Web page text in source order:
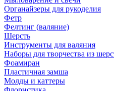
Органайзеры для рукоделия
Фетр
Фелтинг (валяние)
Шерсть
Инструменты для валяния
Наборы для творчества из
Фоамиран
Пластичная замша
Молды и каттеры